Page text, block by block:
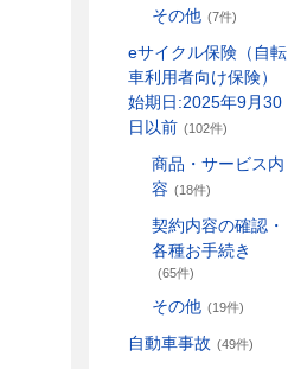
その他 (7件)
eサイクル保険（自転
車利用者向け保険）
始期日:2025年9月30
日以前 (102件)
商品・サービス内
容 (18件)
契約内容の確認・
各種お手続き
(65件)
その他 (19件)
自動車事故 (49件)